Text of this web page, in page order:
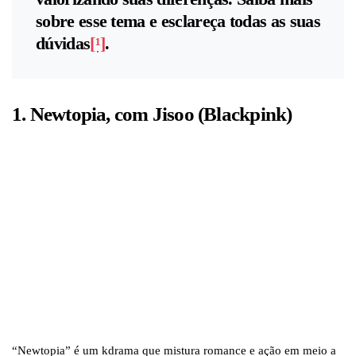
sobre esse tema e esclareça todas as suas
dúvidas[¹].
1. Newtopia, com Jisoo (Blackpink)
“Newtopia” é um kdrama que mistura romance e ação em meio a